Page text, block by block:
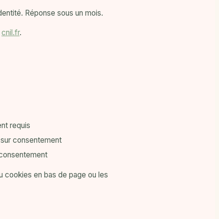
Réponse sous un mois.
cnil.fr.
requis
consentement
cookies en bas de page ou les